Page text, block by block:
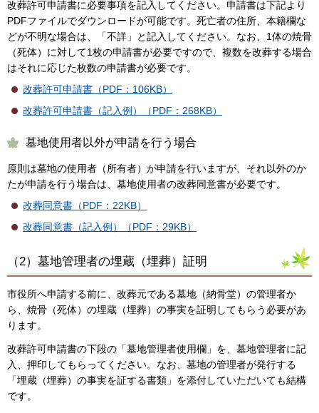
改葬許可申請書に必要事項を記入してください。申請書は下記より
PDFファイルでダウンロードが可能です。死亡者の住所、本籍欄な
どが不明な場合は、「不詳」と記入してください。なお、1体の焼骨
（死体）に対して1枚の申請書が必要ですので、複数を改葬する場合
はそれに応じた枚数の申請書が必要です。
改葬許可申請書（PDF：106KB）
改葬許可申請書（記入例）（PDF：268KB）
墓地使用者以外が申請を行う場合
原則は墓地の使用者（所有者）が申請を行いますが、それ以外のか
たが申請を行う場合は、墓地使用者の改葬同意書が必要です。
改葬同意書（PDF：22KB）
改葬同意書（記入例）（PDF：29KB）
（2）墓地管理者の埋蔵（埋葬）証明
市役所へ申請する前に、改葬元である墓地（納骨堂）の管理者か
ら、焼骨（死体）の埋蔵（埋葬）の事実を証明してもらう必要があ
ります。
改葬許可申請書の下段の「墓地管理者使用欄」を、墓地管理者に記
入、押印してもらってください。なお、墓地の管理者が発行する
「埋蔵（埋葬）の事実を証する書類」を添付していただいても結構
です。